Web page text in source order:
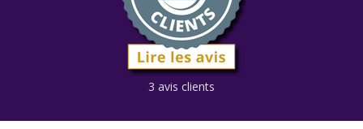
3 avis clients